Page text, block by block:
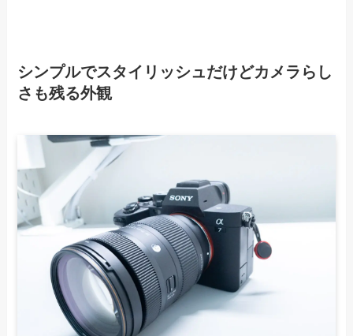
シンプルでスタイリッシュだけどカメラらし
さも残る外観